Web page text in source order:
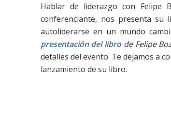
Hablar de liderazgo con Felipe
conferenciante, nos presenta su
autoliderarse en un mundo
presentación del librode Felipe
detalles del evento. Te dejamos a
lanzamiento de su libro.